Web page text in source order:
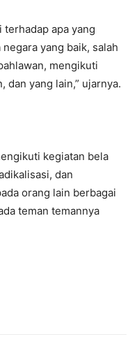
apa yang
yang baik, salah
mengikuti
dan yang lain,” ujarnya.
kegiatan bela
dan
orang lain berbagai
teman temannya